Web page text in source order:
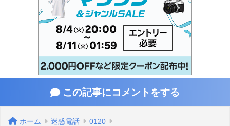
この記事にコメントをする
ホーム 迷惑電話 0120